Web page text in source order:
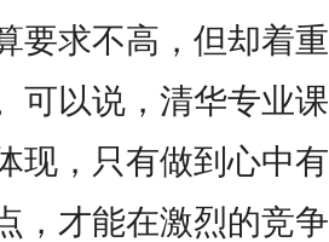
要求不高，但却着
可以说，清华专业
现，只有做到心中
，才能在激烈的竞